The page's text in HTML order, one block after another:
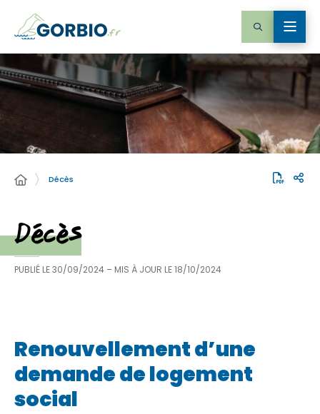
Décès
Décès
PUBLIÉ LE30/09/2024 – MIS À JOUR LE18/10/2024
Renouvellement d’une
demande de logement
social